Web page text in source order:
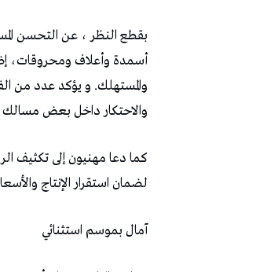
بقطع النظر ، عن التحسن
أسمدة وأعلاف ومحروقات،
والمستهلك. و يؤكد عدد من
والاحتكار داخل بعض مسالك
كما دعا مهنيون إلى تكثيف
لضمان استقرار الإنتاج
آمال بموسم استثنائي